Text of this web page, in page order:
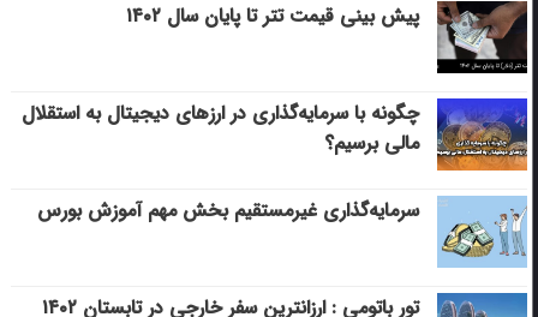
پیش بینی قیمت تتر تا پایان سال ۱۴۰۲
چگونه با سرمایه‌گذاری در ارزهای دیجیتال به استقلال
مالی برسیم؟
سرمایه‌گذاری غیرمستقیم بخش مهم آموزش بورس
تور باتومی : ارزانترین سفر خارجی در تابستان ۱۴۰۲